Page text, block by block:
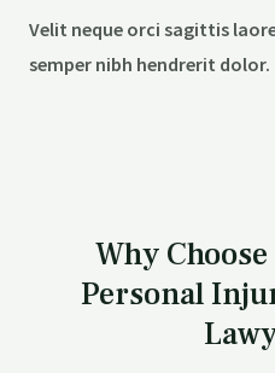
Velit neque orci sagittis
semper nibh hendrerit dolor.
Why
Personal